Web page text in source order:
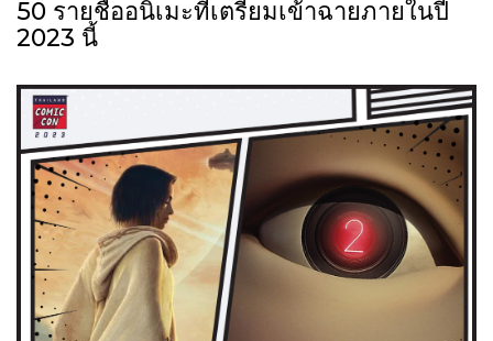
50 รายชื่ออนิเมะที่เตรียมเข้าฉายภายในปี
2023 นี้